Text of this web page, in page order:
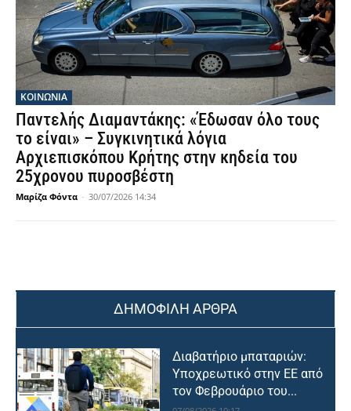
ΚΟΙΝΩΝΙΑ
Παντελής Διαμαντάκης: «Έδωσαν όλο τους
το είναι» – Συγκινητικά λόγια
Αρχιεπισκόπου Κρήτης στην κηδεία του
25χρονου πυροσβέστη
Μαρίζα Φόντα - 30/07/2026 14:34
ΔΗΜΟΦΙΛΗ ΑΡΘΡΑ
Διαβατήριο μπαταριών:
Υποχρεωτικό στην ΕΕ από
τον Φεβρουάριο του...